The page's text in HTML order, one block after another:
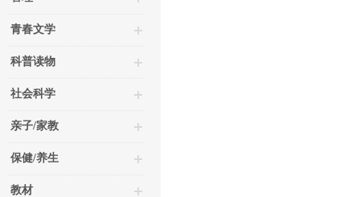
青春文学
科普读物
社会科学
亲子/家教
保健/养生
教材